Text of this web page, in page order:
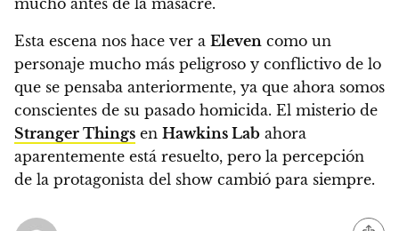
Esta escena nos hace ver a Eleven como un
personaje mucho más peligroso y conflictivo de lo
que se pensaba anteriormente, ya que ahora somos
conscientes de su pasado homicida. El misterio de
Stranger Things en Hawkins Lab ahora
aparentemente está resuelto, pero la percepción
de la protagonista del show cambió para siempre.